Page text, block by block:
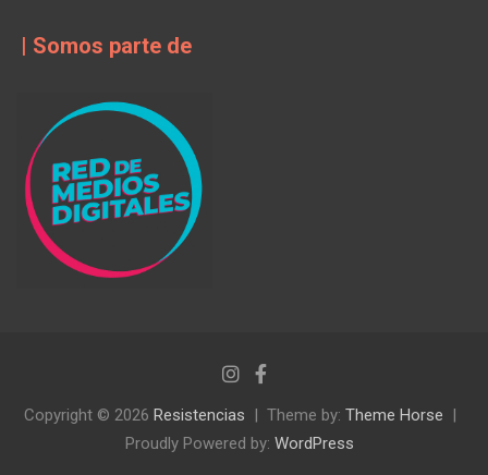
| Somos parte de
Copyright © 2026 Resistencias Theme by: Theme Horse
Proudly Powered by: WordPress